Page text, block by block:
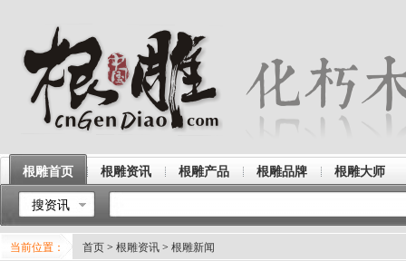
根雕首页 根雕资讯 根雕产品 根雕品牌 根雕大师
搜资讯
当前位置： 首页 > 根雕资讯 > 根雕新闻